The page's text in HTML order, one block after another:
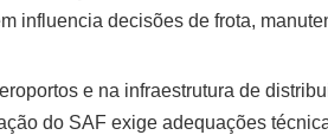
influencia decisões de frota,
e na infraestrutura de
do SAF exige adequações